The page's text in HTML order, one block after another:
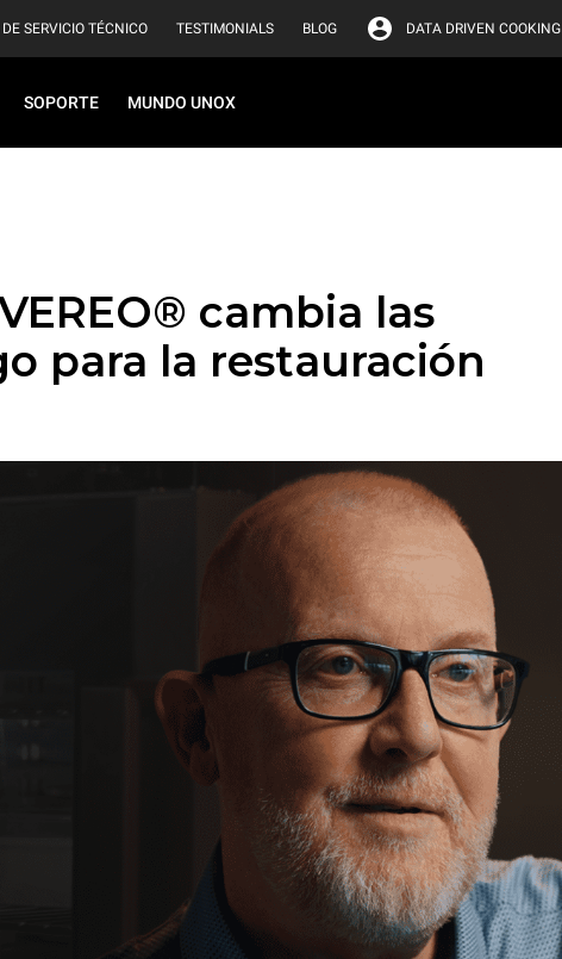
SERVICIO TÉCNICO TESTIMONIALS BLOG DATA DRIVEN COOKING
SOPORTE MUNDO UNOX
cambia las
para la restauración